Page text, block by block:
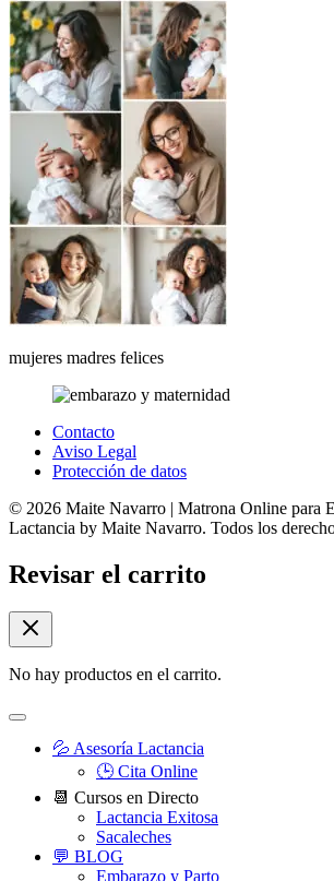
mujeres madres felices
Contacto
Aviso Legal
Protección de datos
© 2026 Maite Navarro | Matrona Online para
Lactancia by Maite Navarro. Todos los
Revisar el carrito
No hay productos en el carrito.
💦 Asesoría Lactancia
🕒 Cita Online
📆 Cursos en Directo
Lactancia Exitosa
Sacaleches
💬 BLOG
Embarazo y Parto